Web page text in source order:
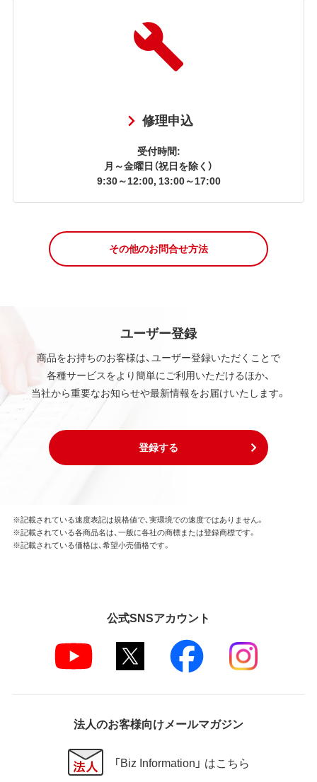
修理申込
受付時間:
月～金曜日（祝日を除く）
9:30～12:00, 13:00～17:00
その他のお問合せ方法
ユーザー登録
商品をお持ちのお客様は、ユーザー登録いただくことで
各種サービスをより簡単にご利用いただけるほか、
当社から重要なお知らせや最新情報をお届けいたします。
登録する
※記載されている速度表記は規格値で、実環境での速度ではありません。
※記載されている各商品名は、一般に各社の商標または登録商標です。
※記載されている価格は、希望小売価格です。
公式SNSアカウント
法人のお客様向けメールマガジン
「Biz Information」 はこちら